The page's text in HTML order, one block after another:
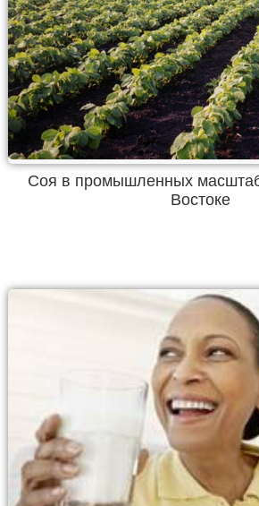
Соя в промышленных
Востоке